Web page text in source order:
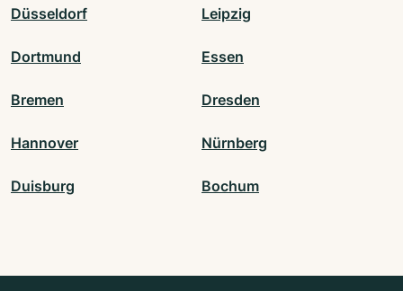
Düsseldorf Leipzig
Dortmund Essen
Bremen Dresden
Hannover Nürnberg
Duisburg Bochum